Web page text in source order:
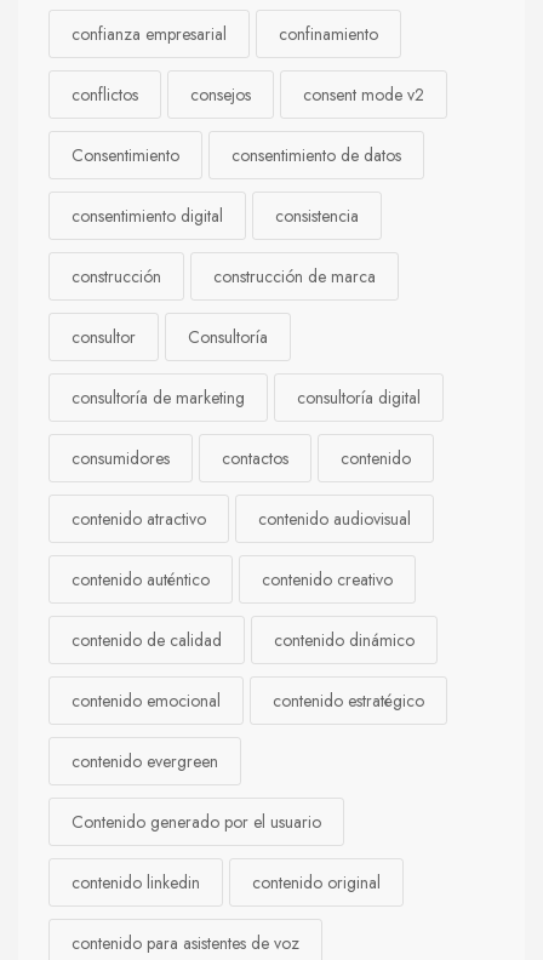
confianza empresarial confinamiento
conflictos consejos consent mode v2
Consentimiento consentimiento de datos
consentimiento digital consistencia
construcción construcción de marca
consultor Consultoría
consultoría de marketing consultoría digital
consumidores contactos contenido
contenido atractivo contenido audiovisual
contenido auténtico contenido creativo
contenido de calidad contenido dinámico
contenido emocional contenido estratégico
contenido evergreen
Contenido generado por el usuario
contenido linkedin contenido original
contenido para asistentes de voz